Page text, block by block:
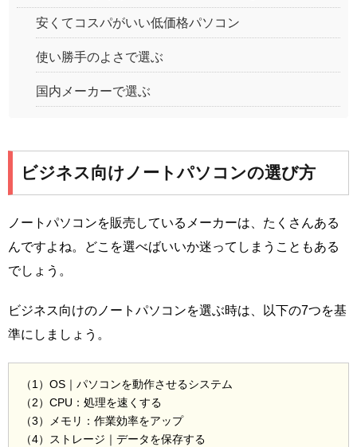
安くてコスパがいい低価格パソコン
使い勝手のよさで選ぶ
国内メーカーで選ぶ
ビジネス向けノートパソコンの選び方
ノートパソコンを販売しているメーカーは、たくさんある
んですよね。どこを選べばいいか迷ってしまうこともある
でしょう。
ビジネス向けのノートパソコンを選ぶ時は、以下の7つを基
準にしましょう。
（1）OS｜パソコンを動作させるシステム
（2）CPU：処理を速くする
（3）メモリ：作業効率をアップ
（4）ストレージ｜データを保存する